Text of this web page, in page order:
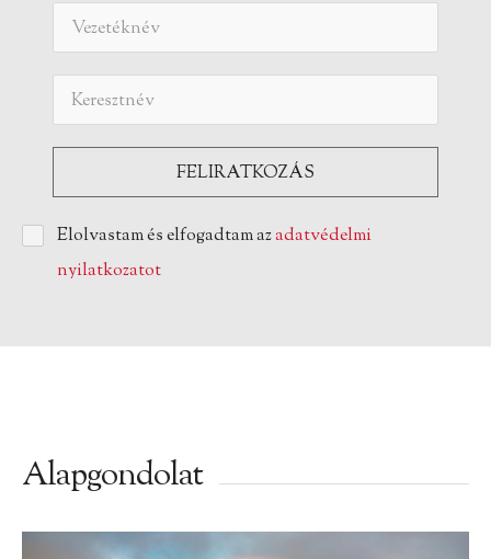
Elolvastam és elfogadtam azadatvédelmi
nyilatkozatot
Alapgondolat